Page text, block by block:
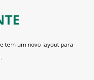
tem um novo layout para